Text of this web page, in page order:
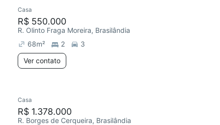
Casa
R$ 550.000
R. Olinto Fraga Moreira, Brasilândia
68m² 2
3
Ver contato
Casa
R$ 1.378.000
R. Borges de Cerqueira, Brasilândia